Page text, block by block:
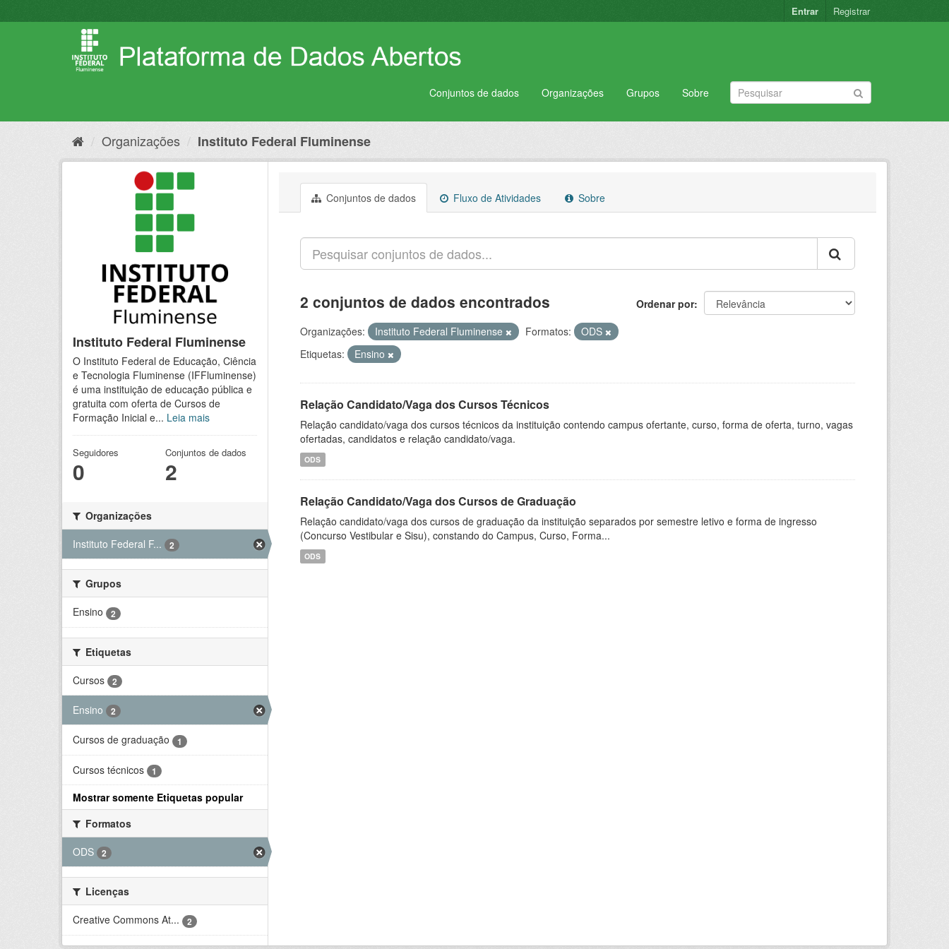
para
Entrar Registrar
Conjuntos de dados Organizações Grupos Sobre
Organizações Instituto Federal Fluminense
Instituto Federal Fluminense
O Instituto Federal de Educação, Ciência
e Tecnologia Fluminense (IFFluminense)
é uma instituição de educação pública e
gratuita com oferta de Cursos de
Formação Inicial e... Leia mais
Seguidores
0
Conjuntos de dados
2
Organizações
Instituto Federal F...
2
Grupos
Ensino
2
Etiquetas
Cursos
2
Ensino 2
Cursos de graduação 1
Cursos técnicos 1
Mostrar somente Etiquetas popular
Formatos
ODS
2
Licenças
Creative Commons At...
2
Conjuntos de dados Fluxo de Atividades Sobre
Ordenar por
2 conjuntos de dados encontrados
Organizações: Instituto Federal Fluminense Formatos:
ODS
Etiquetas:
Ensino
Relação Candidato/Vaga dos Cursos Técnicos
Relação candidato/vaga dos cursos técnicos da instituição contendo campus ofertante, curso, forma de oferta, turno, vagas
ofertadas, candidatos e relação candidato/vaga.
ODS
Relação Candidato/Vaga dos Cursos de Graduação
Relação candidato/vaga dos cursos de graduação da instituição separados por semestre letivo e forma de ingresso
(Concurso Vestibular e Sisu), constando do Campus, Curso, Forma...
ODS